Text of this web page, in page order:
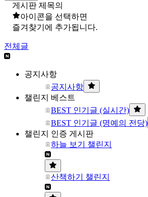
게시판 제목의
아이콘을 선택하면
즐겨찾기에 추가됩니다.
전체글
공지사항
공지사항
챌린지 베스트
BEST 인기글 (실시간)
BEST 인기글 (명예의 전당)
챌린지 인증 게시판
하늘 보기 챌린지
산책하기 챌린지